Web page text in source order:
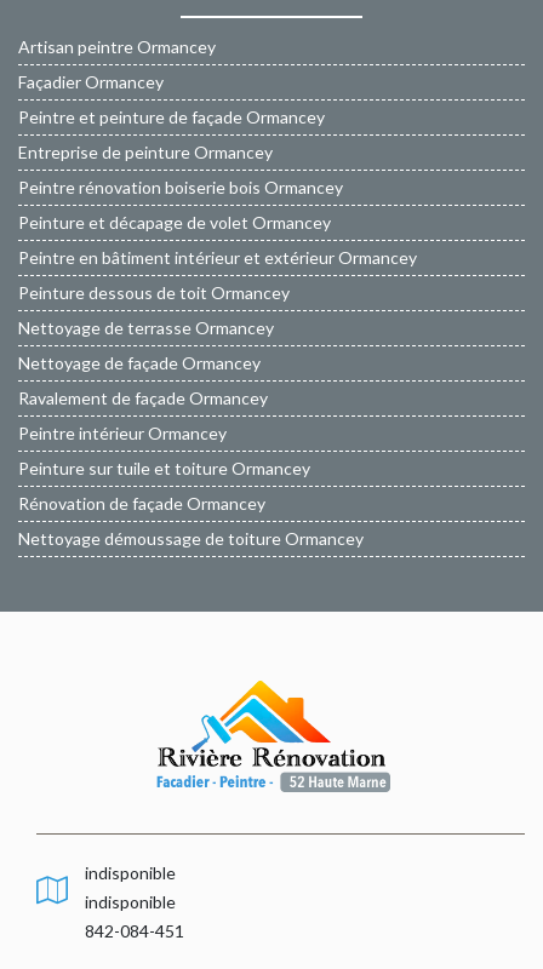
Artisan peintre Ormancey
Façadier Ormancey
Peintre et peinture de façade Ormancey
Entreprise de peinture Ormancey
Peintre rénovation boiserie bois Ormancey
Peinture et décapage de volet Ormancey
Peintre en bâtiment intérieur et extérieur Ormancey
Peinture dessous de toit Ormancey
Nettoyage de terrasse Ormancey
Nettoyage de façade Ormancey
Ravalement de façade Ormancey
Peintre intérieur Ormancey
Peinture sur tuile et toiture Ormancey
Rénovation de façade Ormancey
Nettoyage démoussage de toiture Ormancey
indisponible
indisponible
842-084-451